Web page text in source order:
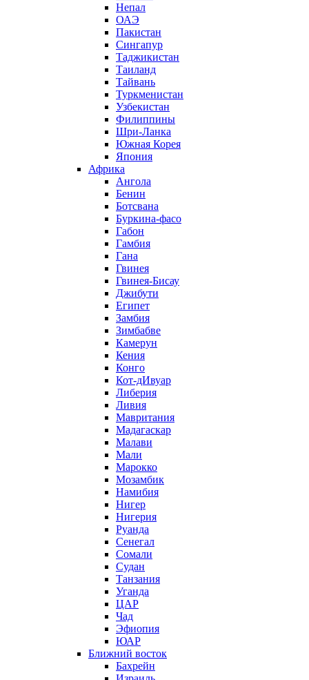
Непал
ОАЭ
Пакистан
Сингапур
Таджикистан
Таиланд
Тайвань
Туркменистан
Узбекистан
Филиппины
Шри-Ланка
Южная Корея
Япония
Африка
Ангола
Бенин
Ботсвана
Буркина-фасо
Габон
Гамбия
Гана
Гвинея
Гвинея-Бисау
Джибути
Египет
Замбия
Зимбабве
Камерун
Кения
Конго
Кот-дИвуар
Либерия
Ливия
Мавритания
Мадагаскар
Малави
Мали
Марокко
Мозамбик
Намибия
Нигер
Нигерия
Руанда
Сенегал
Сомали
Судан
Танзания
Уганда
ЦАР
Чад
Эфиопия
ЮАР
Ближний восток
Бахрейн